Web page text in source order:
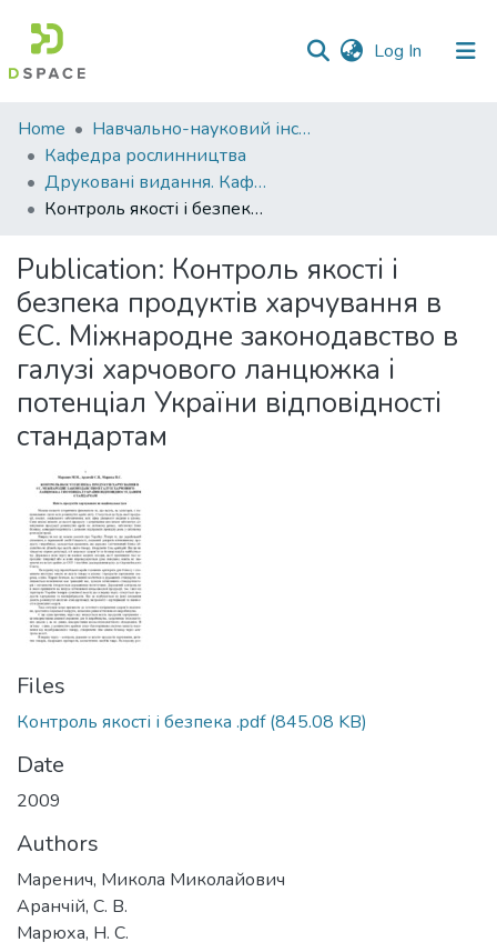
Log In (current)
Communities
&
Collections
All of DSpace
Statistics
Home
Навчально-науковий інститут агротехнологій, селекції та екології
Кафедра рослинництва
Друковані видання. Кафедра рослинництва
Контроль якості і безпека продуктів харчування в ЄС. Міжнародне законодавство в галузі харчового ланцюжка і потенціал України відповідності стандартам
Publication: Контроль якості і
безпека продуктів харчування в
ЄС. Міжнародне законодавство в
галузі харчового ланцюжка і
потенціал України відповідності
стандартам
Files
Контроль якості і безпека .pdf(845.08 KB)
Date
2009
Authors
Маренич, Микола Миколайович
Аранчій, С. В.
Марюха, Н. С.